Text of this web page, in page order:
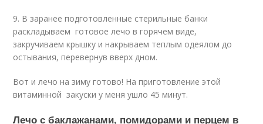
9. В заранее подготовленные стерильные банки
раскладываем готовое лечо в горячем виде,
закручиваем крышку и накрываем теплым одеялом до
остывания, перевернув вверх дном.
Вот и лечо на зиму готово! На приготовление этой
витаминной закуски у меня ушло 45 минут.
Лечо с баклажанами, помидорами и перцем в